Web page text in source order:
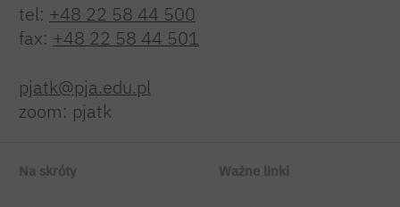
tel: +48 22 58 44 500
fax: +48 22 58 44 501
pjatk@pja.edu.pl
zoom: pjatk
Na skróty Ważne linki